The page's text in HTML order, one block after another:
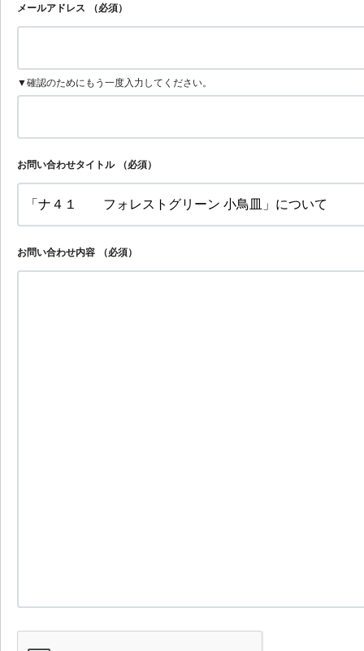
メールアドレス （必須）
▼確認のためにもう一度入力してください。
お問い合わせタイトル （必須）
お問い合わせ内容 （必須）